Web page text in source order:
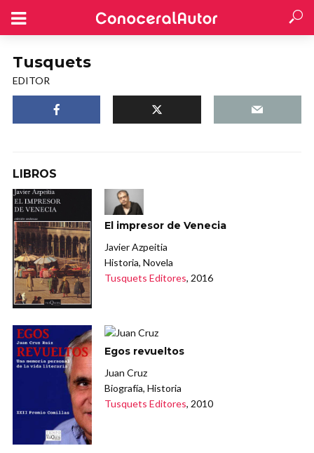
Tusquets
EDITOR
LIBROS
El impresor de Venecia
Javier Azpeitia
Historia, Novela
Tusquets Editores, 2016
Egos revueltos
Juan Cruz
Biografía, Historia
Tusquets Editores, 2010